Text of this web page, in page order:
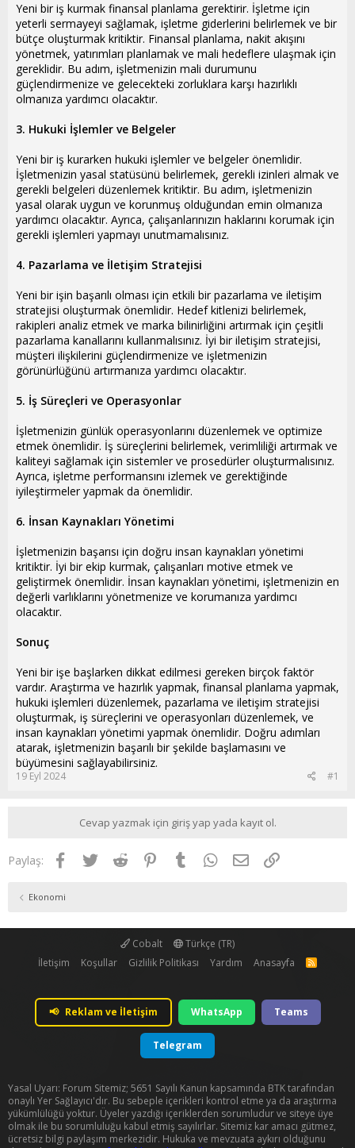
Yeni bir iş kurmak finansal planlama gerektirir. İşletme için
yeterli sermayeyi sağlamak, işletme giderlerini belirlemek ve bir
bütçe oluşturmak kritiktir. Finansal planlama, nakit akışını
yönetmek, yatırımları planlamak ve mali hedeflere ulaşmak için
gereklidir. Bu adım, işletmenizin mali durumunu
güçlendirmenize ve gelecekteki zorluklara karşı hazırlıklı
olmanıza yardımcı olacaktır.
3. Hukuki İşlemler ve Belgeler
Yeni bir iş kurarken hukuki işlemler ve belgeler önemlidir.
İşletmenizin yasal statüsünü belirlemek, gerekli izinleri almak ve
gerekli belgeleri düzenlemek kritiktir. Bu adım, işletmenizin
yasal olarak uygun ve korunmuş olduğundan emin olmanıza
yardımcı olacaktır. Ayrıca, çalışanlarınızın haklarını korumak için
gerekli işlemleri yapmayı unutmamalısınız.
4. Pazarlama ve İletişim Stratejisi
Yeni bir işin başarılı olması için etkili bir pazarlama ve iletişim
stratejisi oluşturmak önemlidir. Hedef kitlenizi belirlemek,
rakipleri analiz etmek ve marka bilinirliğini artırmak için çeşitli
pazarlama kanallarını kullanmalısınız. İyi bir iletişim stratejisi,
müşteri ilişkilerini güçlendirmenize ve işletmenizin
görünürlüğünü artırmanıza yardımcı olacaktır.
5. İş Süreçleri ve Operasyonlar
İşletmenizin günlük operasyonlarını düzenlemek ve optimize
etmek önemlidir. İş süreçlerini belirlemek, verimliliği artırmak ve
kaliteyi sağlamak için sistemler ve prosedürler oluşturmalısınız.
Ayrıca, işletme performansını izlemek ve gerektiğinde
iyileştirmeler yapmak da önemlidir.
6. İnsan Kaynakları Yönetimi
İşletmenizin başarısı için doğru insan kaynakları yönetimi
kritiktir. İyi bir ekip kurmak, çalışanları motive etmek ve
geliştirmek önemlidir. İnsan kaynakları yönetimi, işletmenizin en
değerli varlıklarını yönetmenize ve korumanıza yardımcı
olacaktır.
Sonuç
Yeni bir işe başlarken dikkat edilmesi gereken birçok faktör
vardır. Araştırma ve hazırlık yapmak, finansal planlama yapmak,
hukuki işlemleri düzenlemek, pazarlama ve iletişim stratejisi
oluşturmak, iş süreçlerini ve operasyonları düzenlemek, ve
insan kaynakları yönetimi yapmak önemlidir. Doğru adımları
atarak, işletmenizin başarılı bir şekilde başlamasını ve
büyümesini sağlayabilirsiniz.
19 Eyl 2024 #1
Cevap yazmak için giriş yap yada kayıt ol.
Paylaş: Facebook
TwitterReddit PinterestTumblrWhatsApp
E-postaLink
Ekonomi
Cobalt
Türkçe (TR)
İletişim
Koşullar Gizlilik Politikası Yardım Anasayfa
R
📢 Reklam ve İletişim WhatsApp Teams
Telegram
Yasal Uyarı: Forum Sitemiz; 5651 Sayılı Kanun kapsamında BTK tarafından
onaylı Yer Sağlayıcı'dır. Bu sebeple içerikleri kontrol etme ya da araştırma
yükümlülüğü yoktur. Üyeler yazdığı içeriklerden sorumludur ve siteye üye
olmak ile bu sorumluluğu kabul etmiş sayılırlar. Sitemiz kar amacı gütmez,
ücretsiz bilgi paylaşım merkezidir. Hukuka ve mevzuata aykırı olduğunu